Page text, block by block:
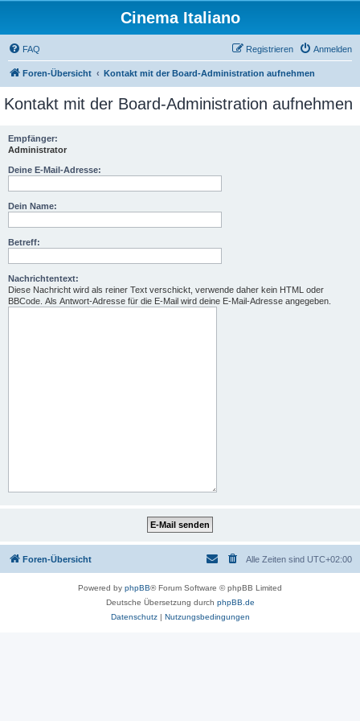
Cinema Italiano
FAQ Anmelden
Registrieren
Foren-Übersicht Kontakt mit der Board-Administration aufnehmen
Kontakt mit der Board-Administration aufnehmen
Empfänger:
Administrator
Deine E-Mail-Adresse:
Dein Name:
Betreff:
Nachrichtentext:
Diese Nachricht wird als reiner Text verschickt, verwende daher kein HTML oder
BBCode. Als Antwort-Adresse für die E-Mail wird deine E-Mail-Adresse angegeben.
Foren-Übersicht Alle Zeiten sind UTC+02:00
Powered by phpBB® Forum Software © phpBB Limited
Deutsche Übersetzung durch phpBB.de
Datenschutz| Nutzungsbedingungen